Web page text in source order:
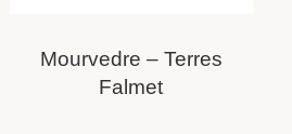
Mourvedre – Terres
Falmet